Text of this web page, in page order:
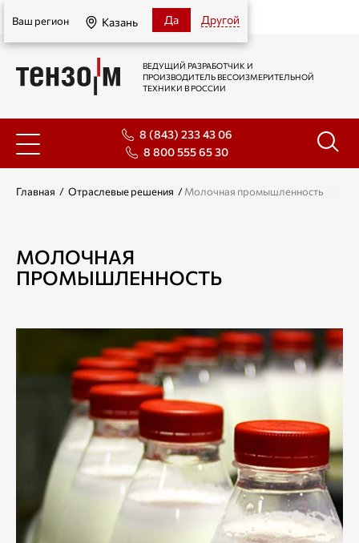
Казань
Ваш регион Казань Да Другой
ВЕДУЩИЙ РАЗРАБОТЧИК И
ПРОИЗВОДИТЕЛЬ ВЕСОИЗМЕРИТЕЛЬНОЙ
ТЕХНИКИ В РОССИИ
8 (843) 233 43 06
8 800 555 65 30
Главная / Отраслевые решения /Молочная промышленность
МОЛОЧНАЯ
ПРОМЫШЛЕННОСТЬ